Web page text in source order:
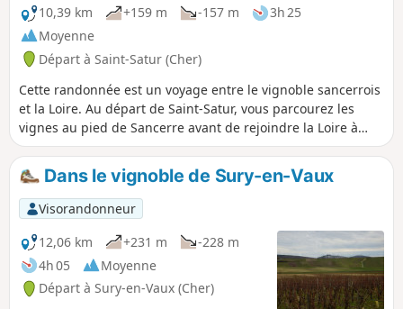
10,39 km
+159 m -157 m
3h 25
Moyenne
Départ à Saint-Satur (Cher)
Cette randonnée est un voyage entre le vignoble sancerrois
et la Loire. Au départ de Saint-Satur, vous parcourez les
vignes au pied de Sancerre avant de rejoindre la Loire à
vélo en traversant le Canal Latéral. Cette randonnée est
plus facile que celle nommée "Au cœur du vignoble
sancerrois - Chavignol et ses environs". Les dénivelés y sont
moins importants. Les quatre derniers kilomètres se font
sur le plat.
Dans le vignoble de Sury-en-Vaux
Visorandonneur
12,06 km
+231 m
-228 m
4h 05
Moyenne
Départ à Sury-en-Vaux (Cher)